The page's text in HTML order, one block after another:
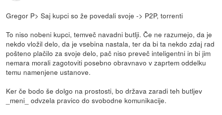
Gregor P> Saj kupci so že povedali svoje -> P2P, torrenti
To niso nobeni kupci, temveč navadni butlji. Če ne razumejo, da je
nekdo vložil delo, da je vsebina nastala, ter da bi ta nekdo zdaj rad
pošteno plačilo za svoje delo, pač niso preveč inteligentni in bi jim
nemara morali zagotoviti posebno obravnavo v zaprtem oddelku
temu namenjene ustanove.
Ker če bodo še dolgo na prostosti, bo država zaradi teh butljev
_meni_ odvzela pravico do svobodne komunikacije.